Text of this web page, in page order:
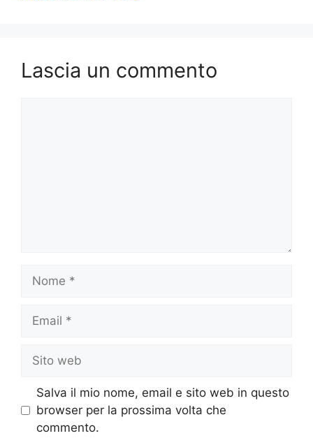
Lascia un commento
web
Salva il mio nome, email e sito web in questo
browser per la prossima volta che
commento.